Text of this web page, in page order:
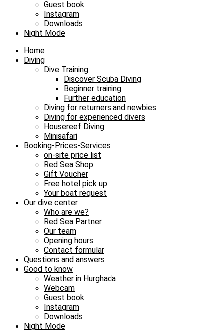
Guest book
Instagram
Downloads
Night Mode
Home
Diving
Dive Training
Discover Scuba Diving
Beginner training
Further education
Diving for returners and newbies
Diving for experienced divers
Housereef Diving
Minisafari
Booking-Prices-Services
on-site price list
Red Sea Shop
Gift Voucher
Free hotel pick up
Your boat request
Our dive center
Who are we?
Red Sea Partner
Our team
Opening hours
Contact formular
Questions and answers
Good to know
Weather in Hurghada
Webcam
Guest book
Instagram
Downloads
Night Mode